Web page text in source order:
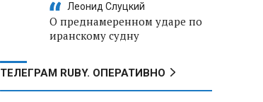
Леонид Слуцкий
О преднамеренном ударе по
иранскому судну
ТЕЛЕГРАМ RUBY. ОПЕРАТИВНО